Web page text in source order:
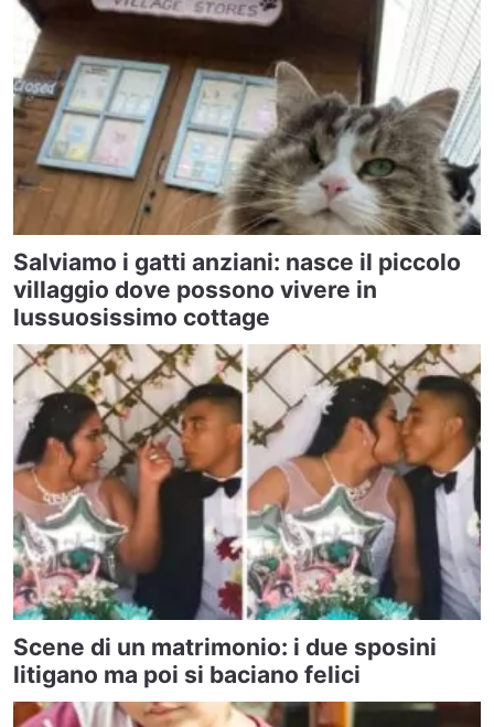
Salviamo i gatti anziani: nasce il piccolo
villaggio dove possono vivere in
lussuosissimo cottage
Scene di un matrimonio: i due sposini
litigano ma poi si baciano felici